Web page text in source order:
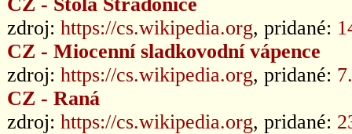
zdroj: https://cs.wikipedia.org, pridané:
CZ - Miocenní sladkovodní vápence
zdroj: https://cs.wikipedia.org, pridané:
CZ - Raná
zdroj: https://cs.wikipedia.org, pridané: